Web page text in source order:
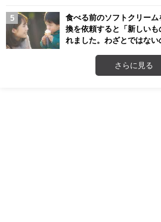
食べる前のソフトクリー
換を依頼すると「新しい
れました。わざとではない
さらに見る